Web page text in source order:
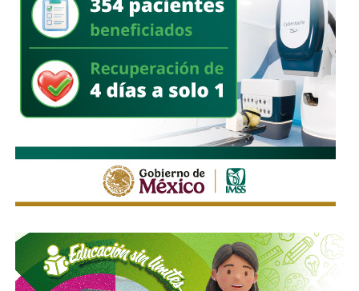
Históricamente propiedad de la familia Koplowitz,FCC se
consolidó como una de las constructoras más
importantes de España
, pero fue acumulando una deuda
que la dejó al borde de la quiebra a mediados de la década
pasada, hasta queel ingeniero Slim inyectó el capital
necesario para salvar a la compañía y convertirse en
su principal accionista. Desde su llegada, se han hecho
con proyectos de la talla de la remodelación delEstadio
del
Metro de Nueva York
El vínculo de Slim con El Realito no se limita a su